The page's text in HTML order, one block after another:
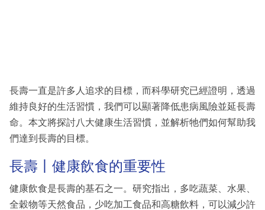
區
長壽一直是許多人追求的目標，而科學研究已經證明，透過
維持良好的生活習慣，我們可以顯著降低患病風險並延長壽
命。本文將探討八大健康生活習慣，並解析牠們如何幫助我
們達到長壽的目標。
長壽丨健康飲食的重要性
健康飲食是長壽的基石之一。研究指出，多吃蔬菜、水果、
全穀物等天然食品，少吃加工食品和高糖飲料，可以減少許